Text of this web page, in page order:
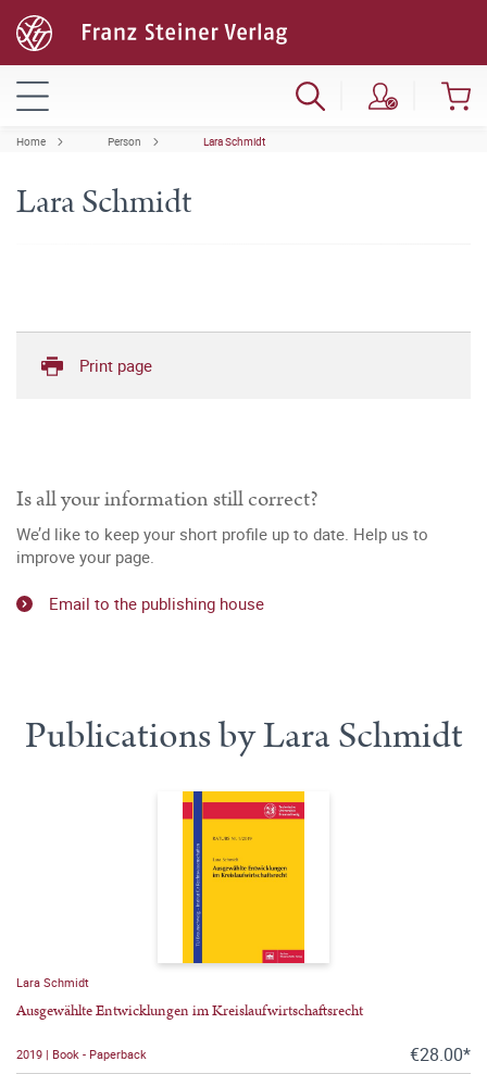
Home Person Lara Schmidt
Lara Schmidt
Print page
Is all your information still correct?
We’d like to keep your short profile up to date. Help us to
improve your page.
Email to the publishing house
Publications by Lara Schmidt
Lara Schmidt
Ausgewählte Entwicklungen im Kreislaufwirtschaftsrecht
2019 | Book - Paperback €28.00*